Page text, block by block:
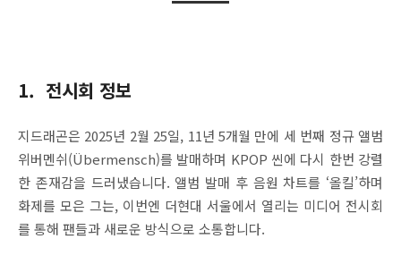
1. 전시회 정보
지드래곤은 2025년 2월 25일, 11년 5개월 만에 세 번째 정규 앨범
위버멘쉬(Übermensch)를 발매하며 KPOP 씬에 다시 한번 강렬
한 존재감을 드러냈습니다. 앨범 발매 후 음원 차트를 ‘올킬’하며
화제를 모은 그는, 이번엔 더현대 서울에서 열리는 미디어 전시회
를 통해 팬들과 새로운 방식으로 소통합니다.